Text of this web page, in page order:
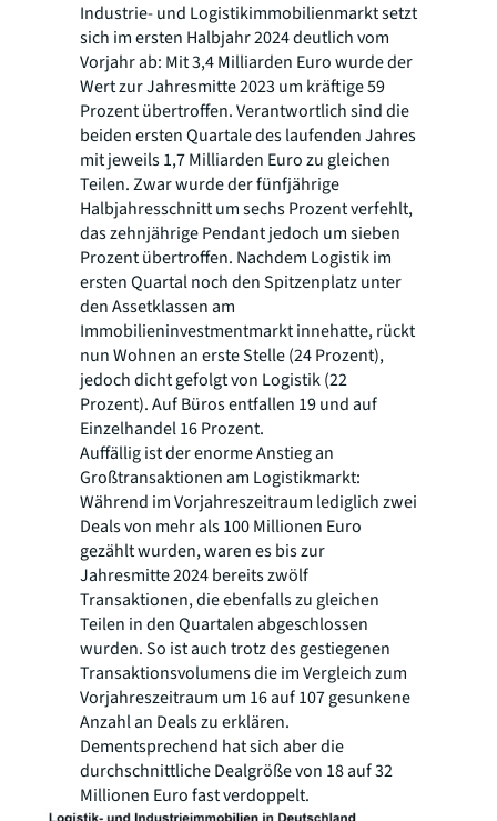
Industrie- und Logistikimmobilienmarkt setzt
sich im ersten Halbjahr 2024 deutlich vom
Vorjahr ab: Mit 3,4 Milliarden Euro wurde der
Wert zur Jahresmitte 2023 um kräftige 59
Prozent übertroffen. Verantwortlich sind die
beiden ersten Quartale des laufenden Jahres
mit jeweils 1,7 Milliarden Euro zu gleichen
Teilen. Zwar wurde der fünfjährige
Halbjahresschnitt um sechs Prozent verfehlt,
das zehnjährige Pendant jedoch um sieben
Prozent übertroffen. Nachdem Logistik im
ersten Quartal noch den Spitzenplatz unter
den Assetklassen am
Immobilieninvestmentmarkt innehatte, rückt
nun Wohnen an erste Stelle (24 Prozent),
jedoch dicht gefolgt von Logistik (22
Prozent). Auf Büros entfallen 19 und auf
Einzelhandel 16 Prozent.
Auffällig ist der enorme Anstieg an
Großtransaktionen am Logistikmarkt:
Während im Vorjahreszeitraum lediglich zwei
Deals von mehr als 100 Millionen Euro
gezählt wurden, waren es bis zur
Jahresmitte 2024 bereits zwölf
Transaktionen, die ebenfalls zu gleichen
Teilen in den Quartalen abgeschlossen
wurden. So ist auch trotz des gestiegenen
Transaktionsvolumens die im Vergleich zum
Vorjahreszeitraum um 16 auf 107 gesunkene
Anzahl an Deals zu erklären.
Dementsprechend hat sich aber die
durchschnittliche Dealgröße von 18 auf 32
Millionen Euro fast verdoppelt.